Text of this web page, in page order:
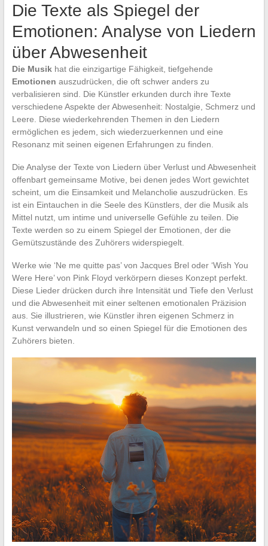
Die Texte als Spiegel der
Emotionen: Analyse von Liedern
über Abwesenheit
Die Musikhat die einzigartige Fähigkeit, tiefgehende
Emotionen auszudrücken, die oft schwer anders zu
verbalisieren sind. Die Künstler erkunden durch ihre Texte
verschiedene Aspekte der Abwesenheit: Nostalgie, Schmerz und
Leere. Diese wiederkehrenden Themen in den Liedern
ermöglichen es jedem, sich wiederzuerkennen und eine
Resonanz mit seinen eigenen Erfahrungen zu finden.
Die Analyse der Texte von Liedern über Verlust und Abwesenheit
offenbart gemeinsame Motive, bei denen jedes Wort gewichtet
scheint, um die Einsamkeit und Melancholie auszudrücken. Es
ist ein Eintauchen in die Seele des Künstlers, der die Musik als
Mittel nutzt, um intime und universelle Gefühle zu teilen. Die
Texte werden so zu einem Spiegel der Emotionen, der die
Gemütszustände des Zuhörers widerspiegelt.
Werke wie ‘Ne me quitte pas’ von Jacques Brel oder ‘Wish You
Were Here’ von Pink Floyd verkörpern dieses Konzept perfekt.
Diese Lieder drücken durch ihre Intensität und Tiefe den Verlust
und die Abwesenheit mit einer seltenen emotionalen Präzision
aus. Sie illustrieren, wie Künstler ihren eigenen Schmerz in
Kunst verwandeln und so einen Spiegel für die Emotionen des
Zuhörers bieten.